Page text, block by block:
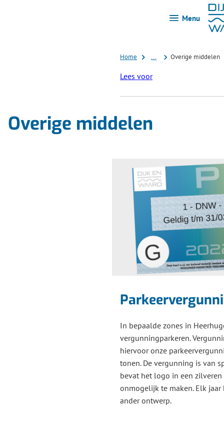
Menu
Home Overige middelen
Lees voor
Overige middelen
In bepaalde zones in
vergunningparkeren.
hiervoor onze
tonen. De vergunning is van
bevat het logo in een
onmogelijk te maken. Elk
ander ontwerp.